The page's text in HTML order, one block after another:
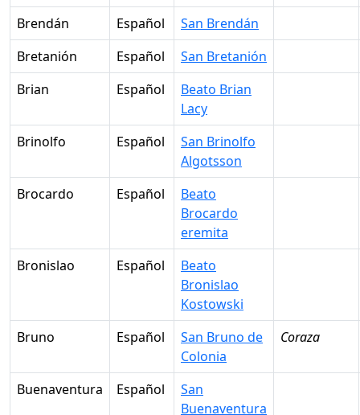
Brendán
Español
San Brendán
Bretanión
Español
San Bretanión
Brian
Español
Beato Brian
Lacy
Brinolfo
Español
San Brinolfo
Algotsson
Brocardo
Español
Beato
Brocardo
eremita
Bronislao
Español
Beato
Bronislao
Kostowski
Bruno
Español
San Bruno de
Colonia
Coraza
Buenaventura Español
San
Buenaventura